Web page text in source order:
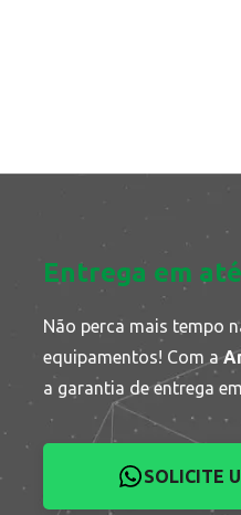
Entrega em
Não perca mais tempo
equipamentos! Com a
a garantia de entrega
SOLICITE